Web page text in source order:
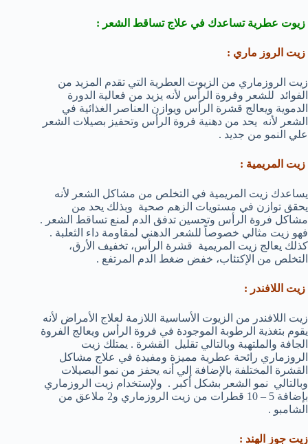
زيوت عطرية تساعدك في علاج تساقط الشعر :
زيت الروز ماري :
زيت الروزماري من الزيوت العطرية التي تقدم المزيد من
الفوائد للشعر وفروة الرأس لأنه يزيد من فعالية الدورة
الدموية ويعالج قشرة الرأس ويوازن العناصر الغذائية في
الشعر لأنه يحد من دهنية فروة الرأس وتحفيز بصيلات الشعر
علي النمو من جديد .
زيت المريمية :
يساعدك زيت المريمية في التخلص من مشاكل الشعر لأنه
يحقق توازن في مستويات الزهم صحية وبذلك يحد من
مشاكل فروة الرأس وتحسين تدفق الدم لمنع تساقط الشعر .
فهو زيت مثالي خصوصاً للشعر الدهني لمقاومة داء الثعلبة .
كذلك يعالج زيت المريمية قشرة الرأس، تخفيف الأرق،
التخلص من الإكتئاب، خفض ضغط الدم المرتفع .
زيت اللافندر :
زيت اللافندر من الزيوت الأساسية اللازمة لعلاج الأمراض لأنه
يقوم بتغذية الرطوبة الموجودة في فروة الرأس ويعالج الفروة
الجافة والملتهبة وبالتالي تقليل القشرة . يمتلك زيت
الروزماري رائحة عطرية مميزة ومفيدة في علاج مشاكل
القشرة المختلفة بالإضافة إلي أنه يحفز من نمو البصيلات
وبالتالي نمو الشعر بشكل أكبر . ولإستخدام زيت الروزماري
بإضافة 5 – 10 قطرات من زيت الروزماري و2 ملاعق من
الشامبو .
زيت جوز الهند :